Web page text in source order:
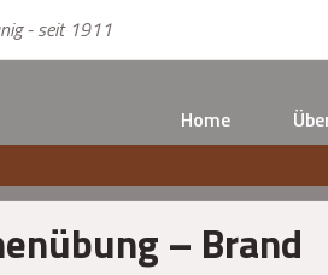
- seit 1911
Home
– Brand